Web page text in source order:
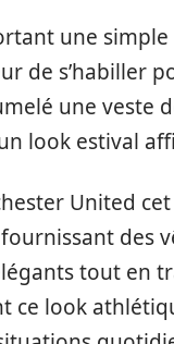
une
de s’habiller
une veste
look estival
United
des
tout en
ce look